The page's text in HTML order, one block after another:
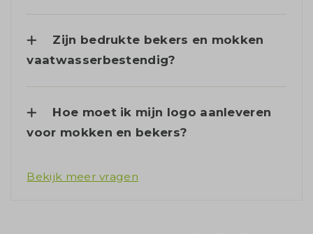
Zijn bedrukte bekers en mokken
vaatwasserbestendig?
Hoe moet ik mijn logo aanleveren
voor mokken en bekers?
Bekijk meer vragen